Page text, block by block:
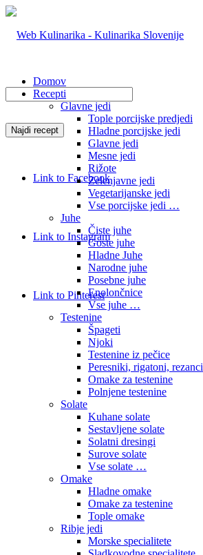
Link to Facebook
Link to Instagram
Link to Pinterest
Domov
Recepti
Glavne jedi
Tople porcijske predjedi
Hladne porcijske jedi
Glavne jedi
Mesne jedi
Rižote
Zelenjavne jedi
Vegetarijanske jedi
Vse porcijske jedi …
Juhe
Čiste juhe
Goste juhe
Hladne Juhe
Narodne juhe
Posebne juhe
Enolončnice
Vse juhe …
Testenine
Špageti
Njoki
Testenine iz pečice
Peresniki, rigatoni, rezanci
Omake za testenine
Polnjene testenine
Solate
Kuhane solate
Sestavljene solate
Solatni dresingi
Surove solate
Vse solate …
Omake
Hladne omake
Omake za testenine
Tople omake
Ribje jedi
Morske specialitete